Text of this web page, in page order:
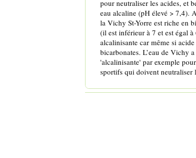
pour neutraliser les acides, et
eau alcaline (pH élevé > 7,4).
la Vichy St-Yorre est riche en
(il est inférieur à 7 et est égal
alcalinisante car même si
bicarbonates. L’eau de Vichy
'alcalinisante' par exemple
sportifs qui doivent neutraliser